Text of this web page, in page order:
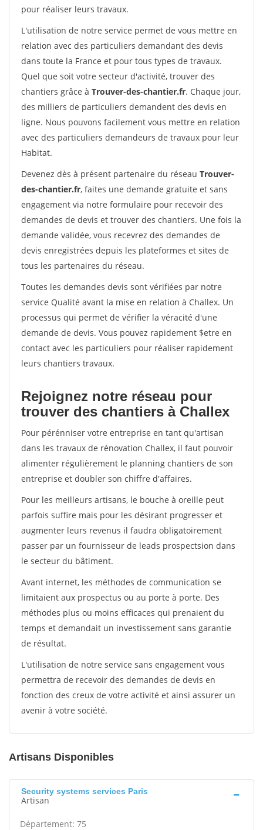
pour réaliser leurs travaux.
L'utilisation de notre service permet de vous mettre en
relation avec des particuliers demandant des devis
dans toute la France et pour tous types de travaux.
Quel que soit votre secteur d'activité, trouver des
chantiers grâce à Trouver-des-chantier.fr. Chaque jour,
des milliers de particuliers demandent des devis en
ligne. Nous pouvons facilement vous mettre en relation
avec des particuliers demandeurs de travaux pour leur
Habitat.
Devenez dès à présent partenaire du réseau Trouver-
des-chantier.fr, faites une demande gratuite et sans
engagement via notre formulaire pour recevoir des
demandes de devis et trouver des chantiers. Une fois la
demande validée, vous recevrez des demandes de
devis enregistrées depuis les plateformes et sites de
tous les partenaires du réseau.
Toutes les demandes devis sont vérifiées par notre
service Qualité avant la mise en relation à Challex. Un
processus qui permet de vérifier la véracité d'une
demande de devis. Vous pouvez rapidement $etre en
contact avec les particuliers pour réaliser rapidement
leurs chantiers travaux.
Rejoignez notre réseau pour
trouver des chantiers à Challex
Pour pérénniser votre entreprise en tant qu'artisan
dans les travaux de rénovation Challex, il faut pouvoir
alimenter régulièrement le planning chantiers de son
entreprise et doubler son chiffre d'affaires.
Pour les meilleurs artisans, le bouche à oreille peut
parfois suffire mais pour les désirant progresser et
augmenter leurs revenus il faudra obligatoirement
passer par un fournisseur de leads prospectsion dans
le secteur du bâtiment.
Avant internet, les méthodes de communication se
limitaient aux prospectus ou au porte à porte. Des
méthodes plus ou moins efficaces qui prenaient du
temps et demandait un investissement sans garantie
de résultat.
L'utilisation de notre service sans engagement vous
permettra de recevoir des demandes de devis en
fonction des creux de votre activité et ainsi assurer un
avenir à votre société.
Artisans Disponibles
Security systems services Paris
Artisan
Département: 75